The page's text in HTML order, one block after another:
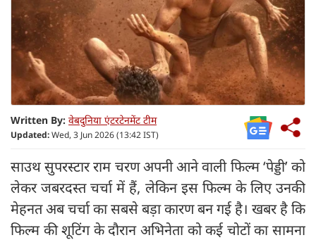
Written By: वेबदुनिया एंटरटेनमेंट टीम
Updated:Wed, 3 Jun 2026 (13:42 IST)
साउथ सुपरस्टार राम चरण अपनी आने वाली फिल्म ‘पेड्डी’ को
लेकर जबरदस्त चर्चा में हैं, लेकिन इस फिल्म के लिए उनकी
मेहनत अब चर्चा का सबसे बड़ा कारण बन गई है। खबर है कि
फिल्म की शूटिंग के दौरान अभिनेता को कई चोटों का सामना